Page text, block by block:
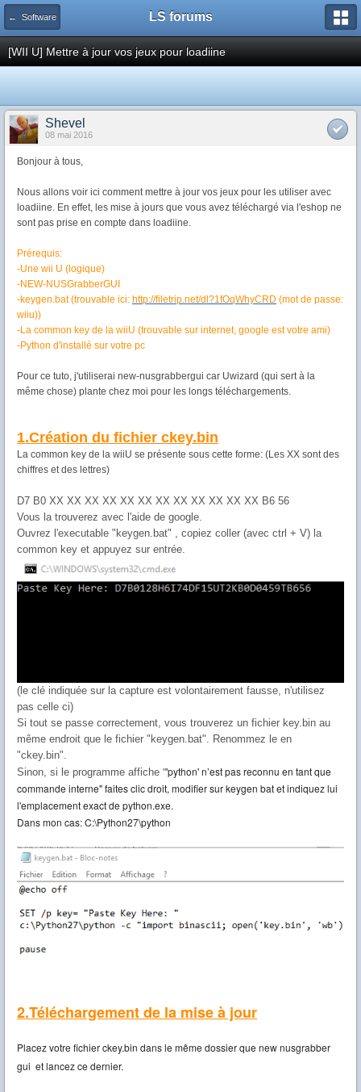
← Software LS forums
[WII U] Mettre à jour vos jeux pour loadiine
Shevel
08 mai 2016
Bonjour à tous,
Nous allons voir ici comment mettre à jour vos jeux pour les utiliser avec
loadiine. En effet, les mise à jours que vous avez téléchargé via l'eshop ne
sont pas prise en compte dans loadiine.
Prérequis:
-Une wii U (logique)
-NEW-NUSGrabberGUI
-keygen.bat (trouvable ici: http://filetrip.net/dl?1fOqWhyCRD (mot de passe:
wiiu))
-La common key de la wiiU (trouvable sur internet, google est votre ami)
-Python d'installé sur votre pc
Pour ce tuto, j'utiliserai new-nusgrabbergui car Uwizard (qui sert à la
même chose) plante chez moi pour les longs téléchargements.
1.Création du fichier ckey.bin
La common key de la wiiU se présente sous cette forme: (Les XX sont des
chiffres et des lettres)
D7 B0 XX XX XX XX XX XX XX XX XX XX XX XX B6 56
Vous la trouverez avec l'aide de google.
Ouvrez l'executable "keygen.bat" , copiez coller (avec ctrl + V) la
common key et appuyez sur entrée.
(le clé indiquée sur la capture est volontairement fausse, n'utilisez
pas celle ci)
Si tout se passe correctement, vous trouverez un fichier key.bin au
même endroit que le fichier "keygen.bat". Renommez le en
"ckey.bin".
Sinon, si le programme affiche "'python' n’est pas reconnu en tant que
commande interne" faites clic droit, modifier sur keygen bat et indiquez lui
l'emplacement exact de python.exe.
Dans mon cas: C:\Python27\python
2.Téléchargement de la mise à jour
Placez votre fichier ckey.bin dans le même dossier que new nusgrabber
gui et lancez ce dernier.